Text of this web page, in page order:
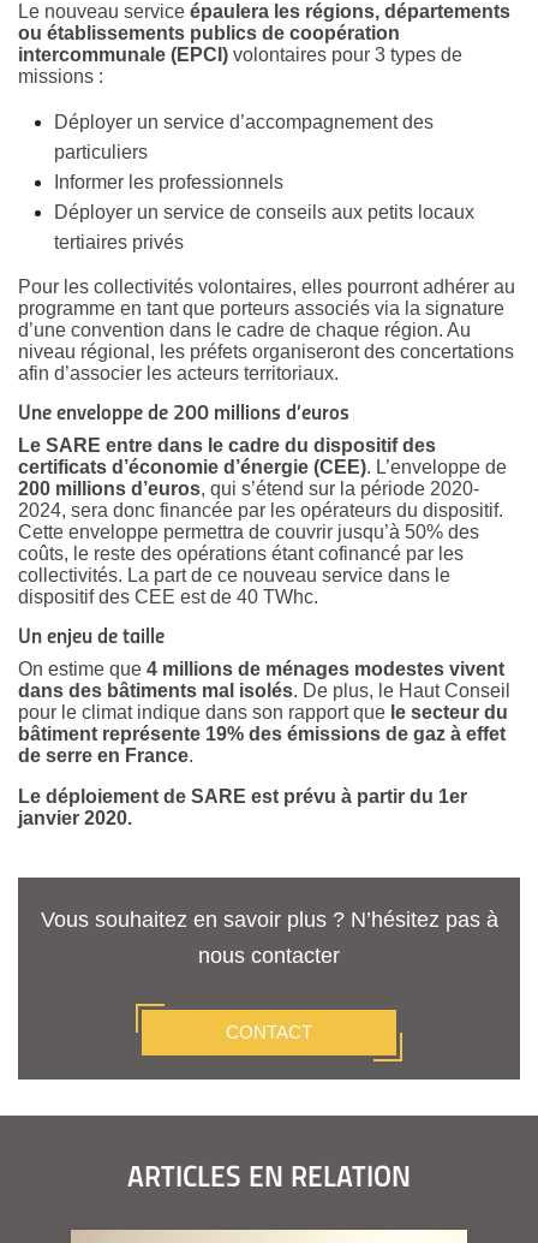
Le nouveau service épaulera les régions, départements
ou établissements publics de coopération
intercommunale (EPCI) volontaires pour 3 types de
missions :
Déployer un service d’accompagnement des
particuliers
Informer les professionnels
Déployer un service de conseils aux petits locaux
tertiaires privés
Pour les collectivités volontaires, elles pourront adhérer au
programme en tant que porteurs associés via la signature
d’une convention dans le cadre de chaque région. Au
niveau régional, les préfets organiseront des concertations
afin d’associer les acteurs territoriaux.
Une enveloppe de 200 millions d’euros
Le SARE entre dans le cadre du dispositif des
certificats d’économie d’énergie (CEE). L’enveloppe de
200 millions d’euros, qui s’étend sur la période 2020-
2024, sera donc financée par les opérateurs du dispositif.
Cette enveloppe permettra de couvrir jusqu’à 50% des
coûts, le reste des opérations étant cofinancé par les
collectivités. La part de ce nouveau service dans le
dispositif des CEE est de 40 TWhc.
Un enjeu de taille
On estime que 4 millions de ménages modestes vivent
dans des bâtiments mal isolés. De plus, le Haut Conseil
pour le climat indique dans son rapport que le secteur du
bâtiment représente 19% des émissions de gaz à effet
de serre en France.
Le déploiement de SARE est prévu à partir du 1er
janvier 2020.
Vous souhaitez en savoir plus ? N’hésitez pas à
nous contacter
CONTACT
ARTICLES EN RELATION